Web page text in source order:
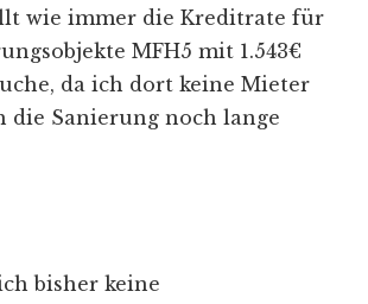
wie immer die Kreditrate für
MFH5 mit 1.543€
da ich dort keine Mieter
die Sanierung noch lange
bisher keine